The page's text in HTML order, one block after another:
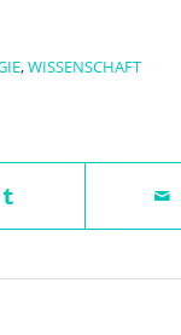
,WISSENSCHAFT